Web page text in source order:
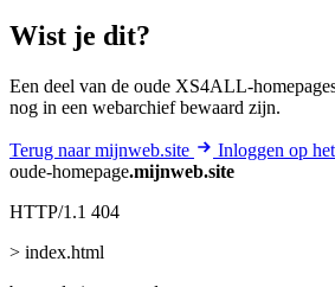
Wist je dit?
Een deel van de oude XS4ALL-
nog in een webarchief bewaard zijn.
Terug naar mijnweb.site
Inloggen op
oude-homepage.mijnweb.site
HTTP/1.1 404
> index.html